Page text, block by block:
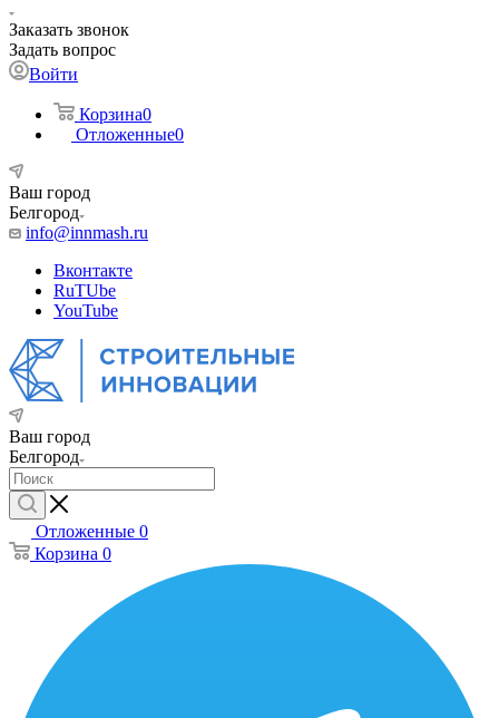
Заказать звонок
Задать вопрос
Войти
Корзина0
Отложенные0
Ваш город
Белгород
info@innmash.ru
Вконтакте
RuTUbe
YouTube
Ваш город
Белгород
Отложенные 0
Корзина 0